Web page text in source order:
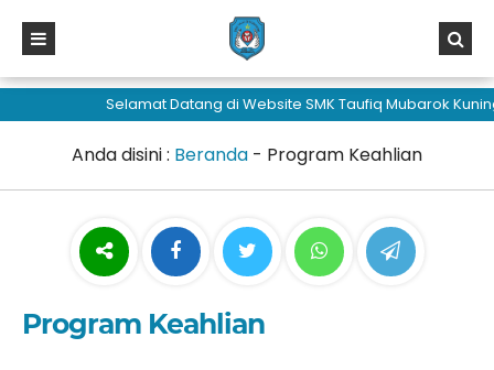
Selamat Datang di Website SMK Taufiq Mubarok
Anda disini : Beranda - Program Keahlian
Program Keahlian